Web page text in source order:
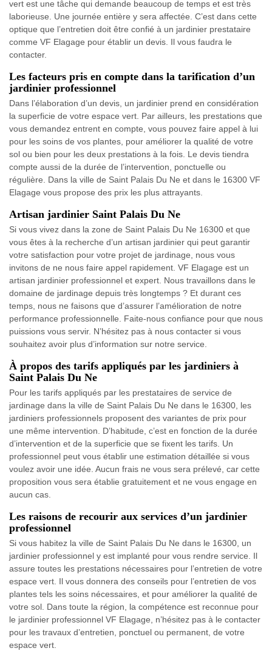
vert est une tâche qui demande beaucoup de temps et est très
laborieuse. Une journée entière y sera affectée. C’est dans cette
optique que l’entretien doit être confié à un jardinier prestataire
comme VF Elagage pour établir un devis. Il vous faudra le
contacter.
Les facteurs pris en compte dans la tarification d’un
jardinier professionnel
Dans l’élaboration d’un devis, un jardinier prend en considération
la superficie de votre espace vert. Par ailleurs, les prestations que
vous demandez entrent en compte, vous pouvez faire appel à lui
pour les soins de vos plantes, pour améliorer la qualité de votre
sol ou bien pour les deux prestations à la fois. Le devis tiendra
compte aussi de la durée de l’intervention, ponctuelle ou
régulière. Dans la ville de Saint Palais Du Ne et dans le 16300 VF
Elagage vous propose des prix les plus attrayants.
Artisan jardinier Saint Palais Du Ne
Si vous vivez dans la zone de Saint Palais Du Ne 16300 et que
vous êtes à la recherche d’un artisan jardinier qui peut garantir
votre satisfaction pour votre projet de jardinage, nous vous
invitons de ne nous faire appel rapidement. VF Elagage est un
artisan jardinier professionnel et expert. Nous travaillons dans le
domaine de jardinage depuis très longtemps ? Et durant ces
temps, nous ne faisons que d’assurer l’amélioration de notre
performance professionnelle. Faite-nous confiance pour que nous
puissions vous servir. N’hésitez pas à nous contacter si vous
souhaitez avoir plus d’information sur notre service.
À propos des tarifs appliqués par les jardiniers à
Saint Palais Du Ne
Pour les tarifs appliqués par les prestataires de service de
jardinage dans la ville de Saint Palais Du Ne dans le 16300, les
jardiniers professionnels proposent des variantes de prix pour
une même intervention. D’habitude, c’est en fonction de la durée
d’intervention et de la superficie que se fixent les tarifs. Un
professionnel peut vous établir une estimation détaillée si vous
voulez avoir une idée. Aucun frais ne vous sera prélevé, car cette
proposition vous sera établie gratuitement et ne vous engage en
aucun cas.
Les raisons de recourir aux services d’un jardinier
professionnel
Si vous habitez la ville de Saint Palais Du Ne dans le 16300, un
jardinier professionnel y est implanté pour vous rendre service. Il
assure toutes les prestations nécessaires pour l’entretien de votre
espace vert. Il vous donnera des conseils pour l’entretien de vos
plantes tels les soins nécessaires, et pour améliorer la qualité de
votre sol. Dans toute la région, la compétence est reconnue pour
le jardinier professionnel VF Elagage, n’hésitez pas à le contacter
pour les travaux d’entretien, ponctuel ou permanent, de votre
espace vert.